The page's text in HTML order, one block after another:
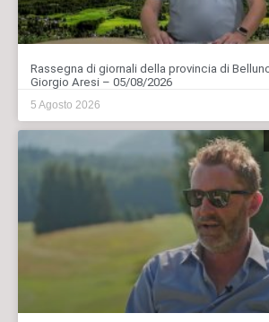
Rassegna di giornali della provincia di
Giorgio Aresi – 05/08/2026
5 Agosto 2026